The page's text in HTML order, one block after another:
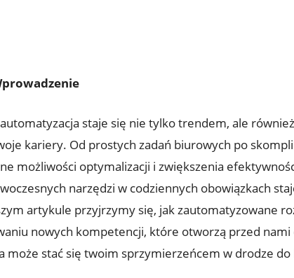
staje się nie tylko trendem, ale
kariery. Od prostych zadań biurowych po
możliwości optymalizacji i zwiększenia
narzędzi w codziennych obowiązkach
artykule przyjrzymy się, jak zautomatyzowane
nowych kompetencji, które otworzą przed
stać się twoim sprzymierzeńcem w drodze